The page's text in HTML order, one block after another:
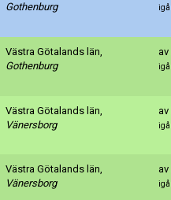
Gothenburg
av
Västra Götalands län,
Gothenburg
av
Västra Götalands län,
Vänersborg
av
Västra Götalands län,
Vänersborg